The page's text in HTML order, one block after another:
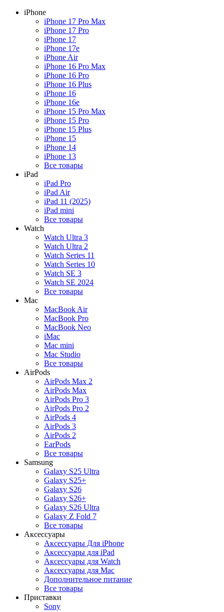
iPhone
iPhone 17 Pro Max
iPhone 17 Pro
iPhone 17
iPhone 17e
iPhone Air
iPhone 16 Pro Max
iPhone 16 Pro
iPhone 16 Plus
iPhone 16
iPhone 16e
iPhone 15 Pro Max
iPhone 15 Pro
iPhone 15 Plus
iPhone 15
iPhone 14
iPhone 13
Все товары
iPad
iPad Pro
iPad Air
iPad 11 (2025)
iPad mini
Все товары
Watch
Watch Ultra 3
Watch Ultra 2
Watch Series 11
Watch Series 10
Watch SE 3
Watch SE 2024
Все товары
Mac
MacBook Air
MacBook Pro
MacBook Neo
iMac
Mac mini
Mac Studio
Все товары
AirPods
AirPods Max 2
AirPods Max
AirPods Pro 3
AirPods Pro 2
AirPods 4
AirPods 3
AirPods 2
EarPods
Все товары
Samsung
Galaxy S25 Ultra
Galaxy S25+
Galaxy S26
Galaxy S26+
Galaxy S26 Ultra
Galaxy Z Fold 7
Все товары
Аксессуары
Аксессуары Для iPhone
Аксессуары для iPad
Аксессуары для Watch
Аксессуары для Mac
Дополнительное питание
Все товары
Приставки
Sony